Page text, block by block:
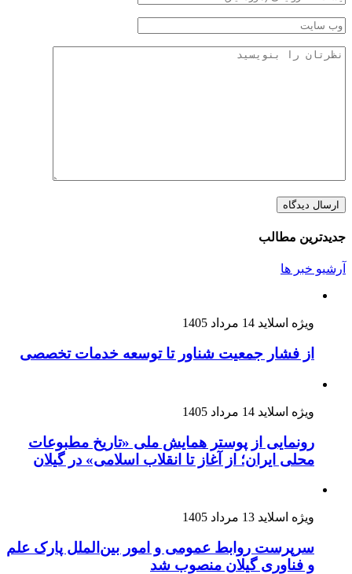
جدیدترین مطالب
آرشیو خبر ها
ویژه اسلاید 14 مرداد 1405
از فشار جمعیت شناور تا توسعه خدمات تخصصی
ویژه اسلاید 14 مرداد 1405
رونمایی از پوستر همایش ملی «تاریخ مطبوعات
محلی ایران؛ از آغاز تا انقلاب اسلامی» در گیلان
ویژه اسلاید 13 مرداد 1405
سرپرست روابط عمومی و امور بین‌الملل پارک علم
و فناوری گیلان منصوب شد